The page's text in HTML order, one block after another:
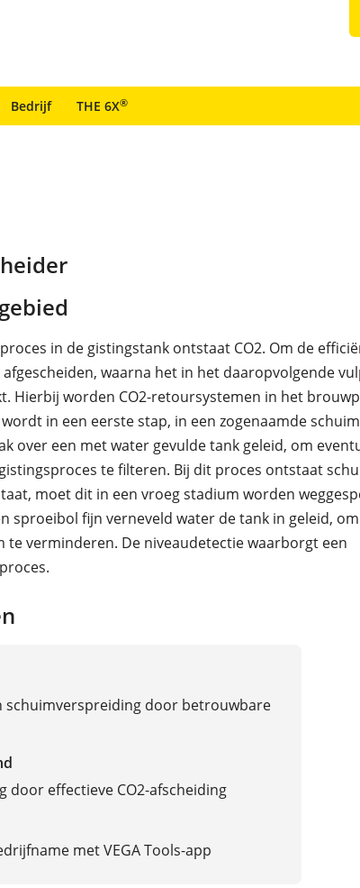
Bedrijf THE 6X®
in de gistingstank ontstaat CO2. Om de
waarna het in het daaropvolgende
Hierbij worden CO2-retoursystemen in het
in een eerste stap, in een zogenaamde
over een met water gevulde tank geleid, om
te filteren. Bij dit proces ontstaat
moet dit in een vroeg stadium worden
sproeibol fijn verneveld water de tank in geleid,
te verminderen. De niveaudetectie waarborgt een
schuimverspreiding door betrouwbare
door effectieve CO2-afscheiding
met VEGA Tools-app